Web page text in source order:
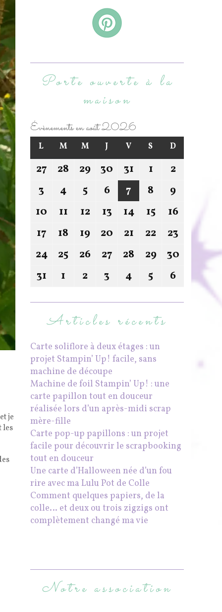
je
les
Porte ouverte à la
maison
Évènements en août 2026
L M M J V S D
27 28 29 30 31 1
2
3
4 5 6 7 8
9
10
11 12 13 14 15
16
17
18 19 20 21 22
23
24
25 26 27 28 29
30
31
1 2 3 4 5 6
Articles récents
Carte soliflore à deux étages : un
projet Stampin’ Up! facile, sans
machine de découpe
Machine de foil Stampin’ Up! : une
carte papillon tout en douceur
réalisée lors d’un après-midi scrap
mère-fille
Carte pop-up papillons : un projet
facile pour découvrir le scrapbooking
tout en douceur
Une carte d’Halloween née d’un fou
rire avec ma Lulu Pot de Colle
Comment quelques papiers, de la
colle… et deux ou trois zigzigs ont
complètement changé ma vie
Notre association